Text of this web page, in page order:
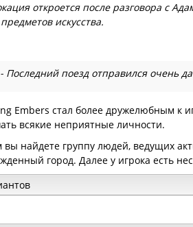
откроется после разговора с
искусства.
- Последний поезд отправился очень
Embers стал более дружелюбным к
всякие неприятные личности.
вы найдете группу людей, ведущих
город. Далее у игрока есть